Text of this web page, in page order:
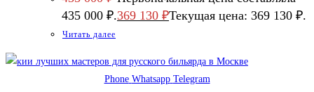
435 000 ₽.369 130 ₽Текущая цена: 369 130 ₽.
Читать далее
Phone Whatsapp Telegram